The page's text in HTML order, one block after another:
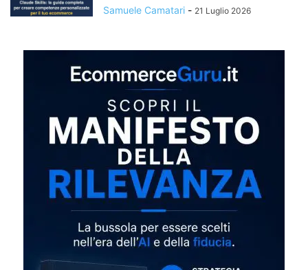
Samuele Camatari - 21 Luglio 2026